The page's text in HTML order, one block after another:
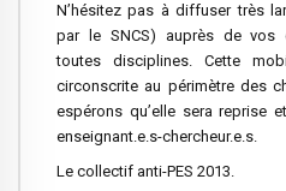
N’hésitez pas à diffuser très
par le SNCS) auprès de vos
toutes disciplines. Cette
circonscrite au périmètre des
espérons qu’elle sera reprise
enseignant.e.s-chercheur.e.s.
Le collectif anti-PES 2013.